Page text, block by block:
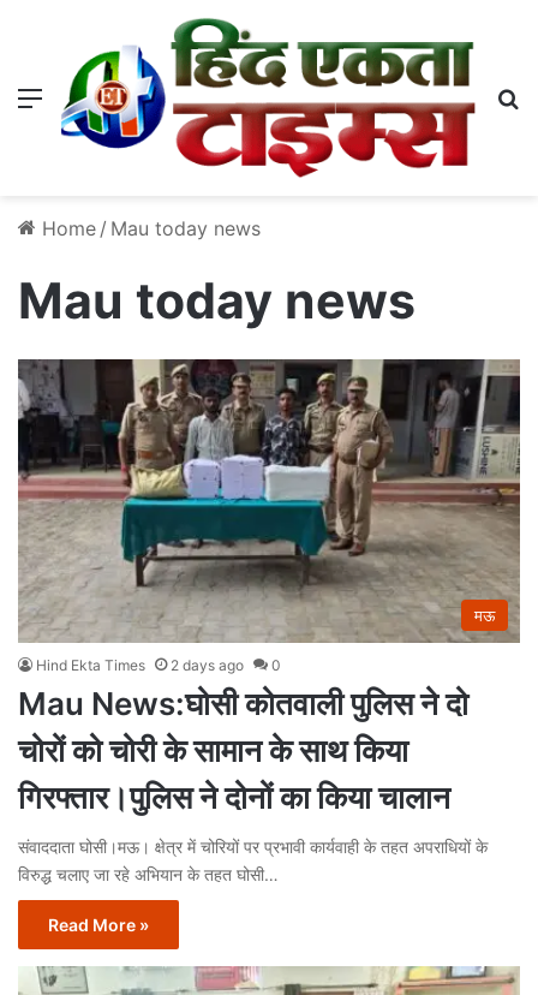
Menu
Home / Mau today news
Mau today news
मऊ
Hind Ekta Times 2 days ago 0
Mau News:घोसी कोतवाली पुलिस ने दो
चोरों को चोरी के सामान के साथ किया
गिरफ्तार।पुलिस ने दोनों का किया चालान
संवाददाता घोसी।मऊ। क्षेत्र में चोरियों पर प्रभावी कार्यवाही के तहत अपराधियों के
विरुद्ध चलाए जा रहे अभियान के तहत घोसी…
Read More »